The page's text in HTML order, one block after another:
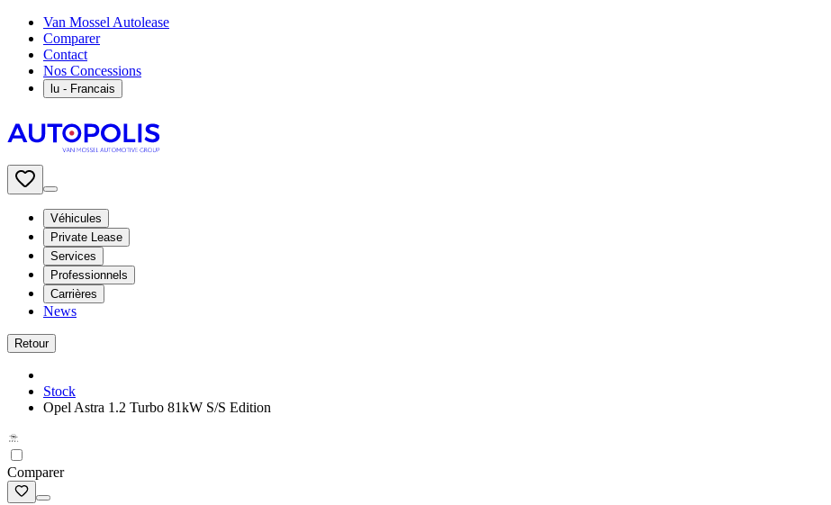
Van Mossel Autolease
Comparer
Contact
Nos Concessions
lu - Francais
Véhicules
Private Lease
Services
Professionnels
Carrières
News
Retour
Stock
Opel Astra 1.2 Turbo 81kW S/S Edition
Comparer